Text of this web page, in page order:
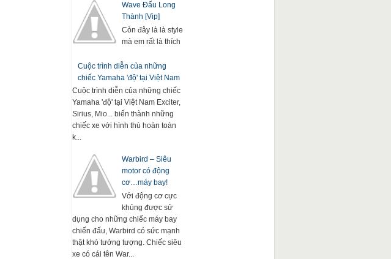
Wave Đấu Long
Thành [Vip]
Còn đây là là style
mà em rất là thích
Cuộc trình diễn của những
chiếc Yamaha 'độ' tại Việt Nam
Cuộc trình diễn của những chiếc
Yamaha 'độ' tại Việt Nam Exciter,
Sirius, Mio... biến thành những
chiếc xe với hình thù hoàn toàn
k...
Warbird – Siêu
motor có động
cơ…máy bay!
Với động cơ cực
khủng được sử
dụng cho những chiếc máy bay
chiến đấu, Warbird có sức mạnh
thật khó tưởng tượng. Chiếc siêu
xe có cái tên War...